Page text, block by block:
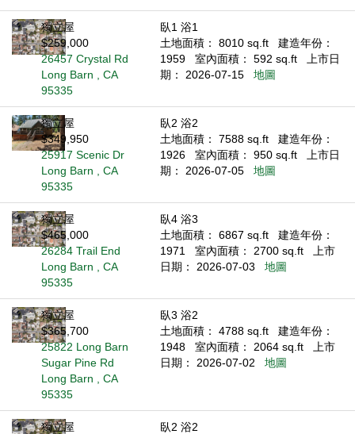
獨立屋
$259,000
26457 Crystal Rd
Long Barn , CA
95335
臥1 浴1
土地面積： 8010 sq.ft
建造年份：
1959
室內面積： 592 sq.ft
上市日
期： 2026-07-15
地圖
獨立屋
$349,950
25917 Scenic Dr
Long Barn , CA
95335
臥2 浴2
土地面積： 7588 sq.ft
建造年份：
1926
室內面積： 950 sq.ft
上市日
期： 2026-07-05
地圖
獨立屋
$465,000
26284 Trail End
Long Barn , CA
95335
臥4 浴3
土地面積： 6867 sq.ft
建造年份：
1971
室內面積： 2700 sq.ft
上市
日期： 2026-07-03
地圖
獨立屋
$365,700
25822 Long Barn
Sugar Pine Rd
Long Barn , CA
95335
臥3 浴2
土地面積： 4788 sq.ft
建造年份：
1948
室內面積： 2064 sq.ft
上市
日期： 2026-07-02
地圖
獨立屋
臥2 浴2